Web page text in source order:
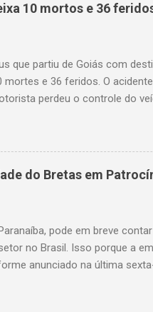
10 mortos e 36
que partiu de Goiás com
mortes e 36 feridos. O
perdeu o controle do
em estado grave. As
do Bretas em
pode em breve
no Brasil. Isso porque a
anunciado na última
Altino Guimarães, 455, no